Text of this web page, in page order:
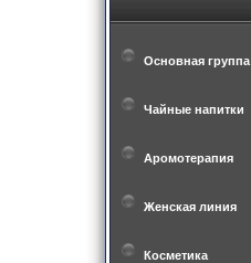
Основная группа
Чайные напитки
Аромотерапия
Женская линия
Косметика